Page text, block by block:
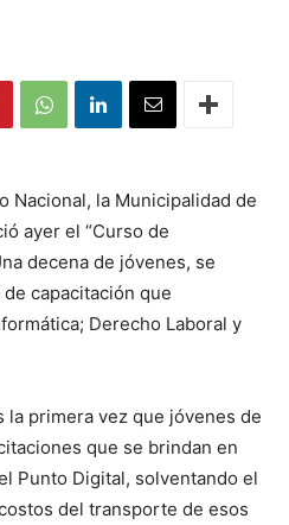
Nacional, la Municipalidad de
ayer el “Curso de
decena de jóvenes, se
capacitación que
Derecho Laboral y
la primera vez que jóvenes de
que se brindan en
Punto Digital, solventando el
del transporte de esos